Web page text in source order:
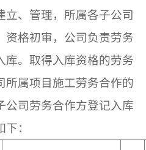
立、管理，所属各子公司
资格初审，公司负责劳务
库。取得入库资格的劳务
所属项目施工劳务合作的
公司劳务合作方登记入库
：